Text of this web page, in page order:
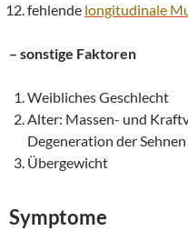
fehlende longitudinale
– sonstige Faktoren
Weibliches Geschlecht
Alter: Massen- und
Degeneration der Sehnen
Übergewicht
Symptome